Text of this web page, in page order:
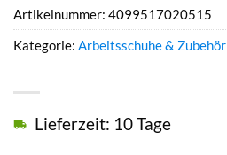
Lieferzeit: 10 Tage
Artikelnummer: 4099517020515
Kategorie: Arbeitsschuhe & Zubehör